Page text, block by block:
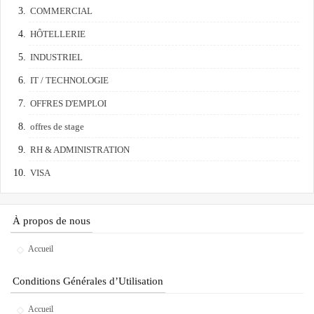
COMMERCIAL
HÔTELLERIE
INDUSTRIEL
IT / TECHNOLOGIE
OFFRES D'EMPLOI
offres de stage
RH & ADMINISTRATION
VISA
À propos de nous
Accueil
Conditions Générales d’Utilisation
Accueil